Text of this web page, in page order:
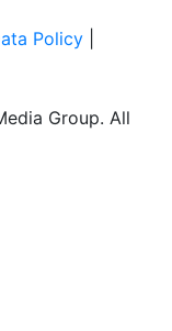
Policy
Group. All